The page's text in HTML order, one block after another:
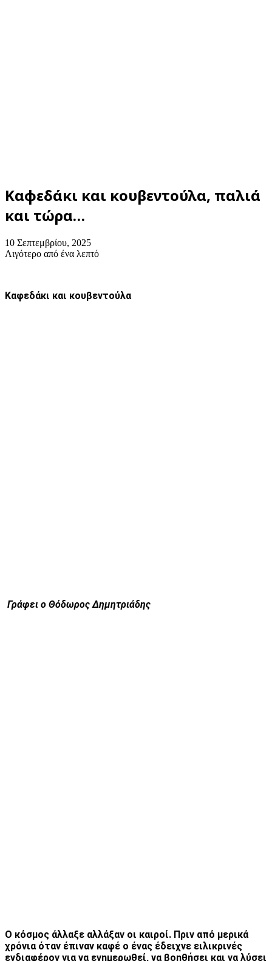
Καφεδάκι και κουβεντούλα, παλιά
και τώρα…
10 Σεπτεμβρίου, 2025
Λιγότερο από ένα λεπτό
Καφεδάκι και κουβεντούλα
Γράφει ο Θόδωρος Δημητριάδης
Ο κόσμος άλλαξε αλλάξαν οι καιροί. Πριν από μερικά
χρόνια όταν έπιναν καφέ ο ένας έδειχνε ειλικρινές
ενδιαφέρον για να ενημερωθεί, να βοηθήσει και να λύσει